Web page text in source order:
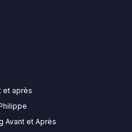
et après
Avant et Après